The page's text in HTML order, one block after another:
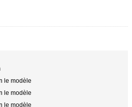
le modèle
le modèle
le modèle